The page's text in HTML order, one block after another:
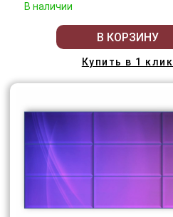
В наличии
В КОРЗИНУ
Купить в 1 клик